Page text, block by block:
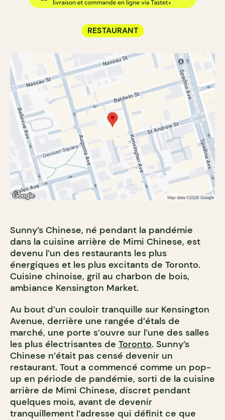
RESTAURANT
Sunny’s Chinese, né pendant la pandémie
dans la cuisine arrière de Mimi Chinese, est
devenu l’un des restaurants les plus
énergiques et les plus excitants de Toronto.
Cuisine chinoise, gril au charbon de bois,
ambiance Kensington Market.
Au bout d’un couloir tranquille sur Kensington
Avenue, derrière une rangée d’étals de
marché, une porte s’ouvre sur l’une des salles
les plus électrisantes de Toronto. Sunny’s
Chinese n’était pas censé devenir un
restaurant. Tout a commencé comme un pop-
up en période de pandémie, sorti de la cuisine
arrière de Mimi Chinese, discret pendant
quelques mois, avant de devenir
tranquillement l’adresse qui définit ce que